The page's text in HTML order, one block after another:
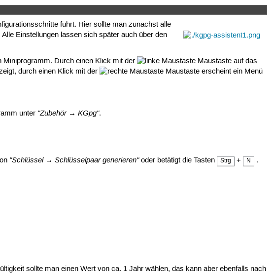
führt. Hier sollte man zunächst alle
Einstellungen lassen sich später auch über den
Durch einen Klick mit der
Maustaste auf das
durch einen Klick mit der
Maustaste erscheint ein Menü
unter "Zubehör → KGpg".
"Schlüssel → Schlüsselpaar generieren"oder betätigt die Tasten Strg + N
.
sollte man einen Wert von ca. 1 Jahr wählen, das kann aber ebenfalls nach